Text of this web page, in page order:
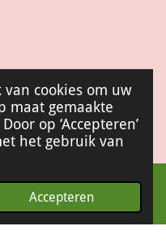
cookies om uw
maat gemaakte
op ‘Accepteren’
het gebruik van
Accepteren